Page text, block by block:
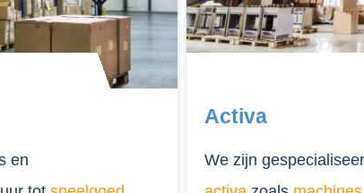
en
Activa
We zijn